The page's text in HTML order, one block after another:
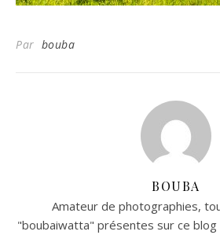
Par bouba
BOUBA
Amateur de photographies,
"boubaiwatta" présentes sur ce